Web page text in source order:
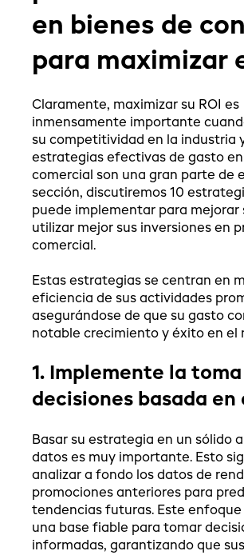
en bienes de
para maximizar
Claramente, maximizar su ROI es
inmensamente importante
su competitividad en la industria
estrategias efectivas de gasto
comercial son una gran parte de
sección, discutiremos 10
puede implementar para mejorar
utilizar mejor sus inversiones en
comercial.
Estas estrategias se centran en
eficiencia de sus actividades
asegurándose de que su gasto
notable crecimiento y éxito en el
1. Implemente la
decisiones basada en
Basar su estrategia en un sólido
datos es muy importante. Esto
analizar a fondo los datos de
promociones anteriores para
tendencias futuras. Este
una base fiable para tomar
informadas, garantizando que